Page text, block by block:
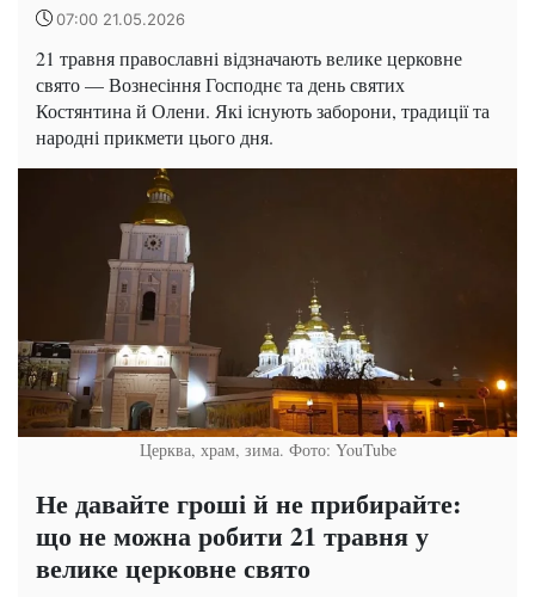
07:00 21.05.2026
21 травня православні відзначають велике церковне
свято — Вознесіння Господнє та день святих
Костянтина й Олени. Які існують заборони, традиції та
народні прикмети цього дня.
Церква, храм, зима. Фото: YouTube
Не давайте гроші й не прибирайте:
що не можна робити 21 травня у
велике церковне свято